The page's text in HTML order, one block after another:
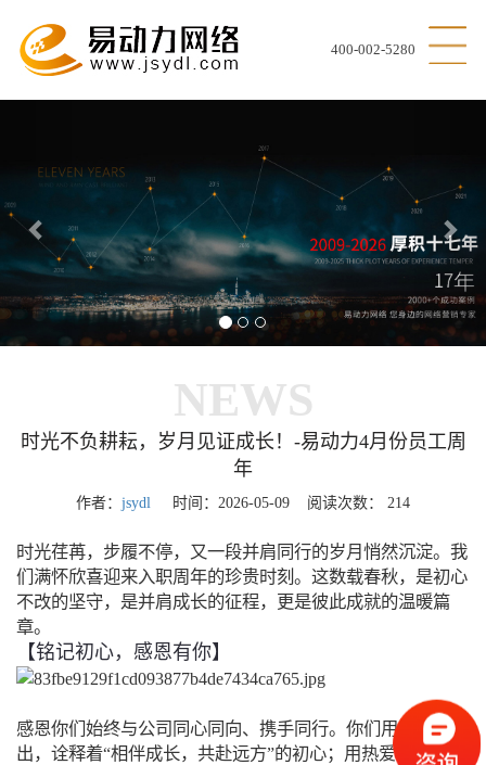
400-002-5280
Previous
NEWS
时光不负耕耘，岁月见证成长！-易动力4月份员工周
年
作者： jsydl 时间：2026-05-09 阅读次数： 214
时光荏苒，步履不停，又一段并肩同行的岁月悄然沉淀。我
们满怀欣喜迎来入职周年的珍贵时刻。这数载春秋，是初心
不改的坚守，是并肩成长的征程，更是彼此成就的温暖篇
章。
【铭记初心，感恩有你】
感恩你们始终与公司同心同向、携手同行。你们用坚守与付
出，诠释着“相伴成长，共赴远方”的初心；用热爱与执着，